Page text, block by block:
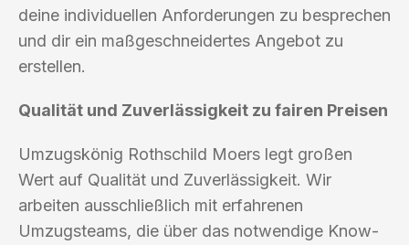
deine individuellen Anforderungen zu besprechen
und dir ein maßgeschneidertes Angebot zu
erstellen.
Qualität und Zuverlässigkeit zu fairen Preisen
Umzugskönig Rothschild Moers legt großen
Wert auf Qualität und Zuverlässigkeit. Wir
arbeiten ausschließlich mit erfahrenen
Umzugsteams, die über das notwendige Know-